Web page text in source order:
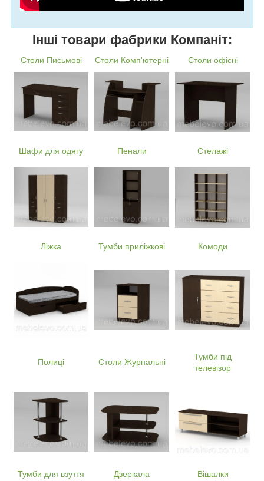
Інші товари фабрики Компаніт:
Столи Письмові Столи Комп'ютерні Столи офісні
Шафи для одягу Пенали Стелажі
Ліжка Тумби приліжкові Комоди
Полиці Столи Журнальні
Тумби під
телевізор
Тумби для взуття Дзеркала Вішалки